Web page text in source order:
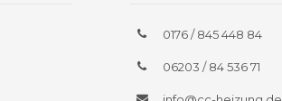
0176 / 845 448 84
06203 / 84 536 71